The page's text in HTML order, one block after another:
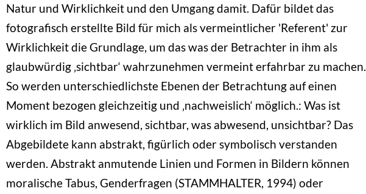
Natur und Wirklichkeit und den Umgang damit. Dafür bildet das
fotografisch erstellte Bild für mich als vermeintlicher 'Referent' zur
Wirklichkeit die Grundlage, um das was der Betrachter in ihm als
glaubwürdig ‚sichtbar‘ wahrzunehmen vermeint erfahrbar zu machen.
So werden unterschiedlichste Ebenen der Betrachtung auf einen
Moment bezogen gleichzeitig und ‚nachweislich‘ möglich.: Was ist
wirklich im Bild anwesend, sichtbar, was abwesend, unsichtbar? Das
Abgebildete kann abstrakt, figürlich oder symbolisch verstanden
werden. Abstrakt anmutende Linien und Formen in Bildern können
moralische Tabus, Genderfragen (STAMMHALTER, 1994) oder